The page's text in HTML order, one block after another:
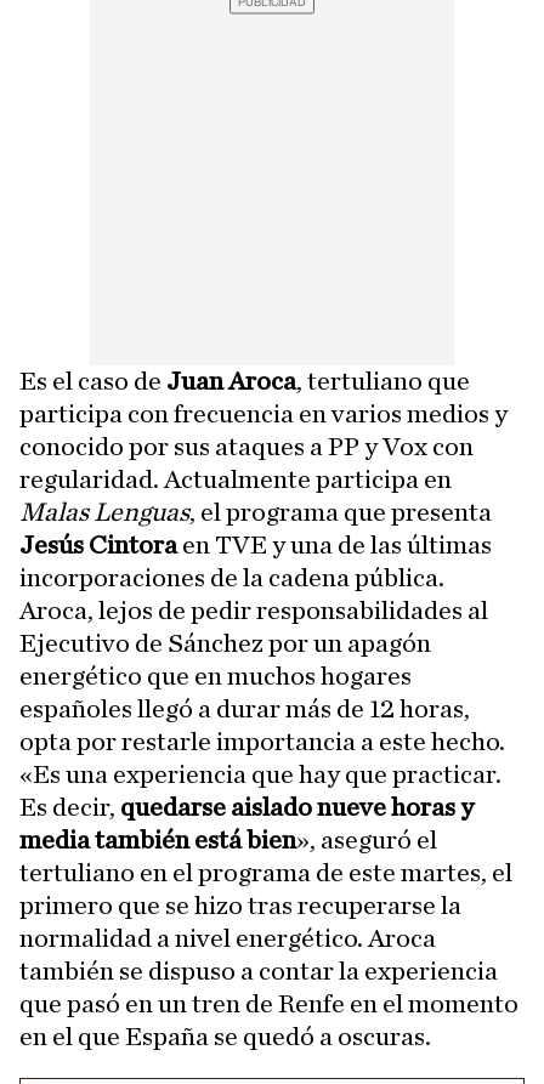
Es el caso de Juan Aroca, tertuliano que
participa con frecuencia en varios medios y
conocido por sus ataques a PP y Vox con
regularidad. Actualmente participa en
Malas Lenguas, el programa que presenta
Jesús Cintoraen TVE y una de las últimas
incorporaciones de la cadena pública.
Aroca, lejos de pedir responsabilidades al
Ejecutivo de Sánchez por un apagón
energético que en muchos hogares
españoles llegó a durar más de 12 horas,
opta por restarle importancia a este hecho.
«Es una experiencia que hay que practicar.
Es decir, quedarse aislado nueve horas y
media también está bien», aseguró el
tertuliano en el programa de este martes, el
primero que se hizo tras recuperarse la
normalidad a nivel energético. Aroca
también se dispuso a contar la experiencia
que pasó en un tren de Renfe en el momento
en el que España se quedó a oscuras.